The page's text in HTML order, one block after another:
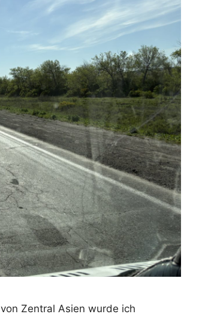
Zentral Asien wurde ich